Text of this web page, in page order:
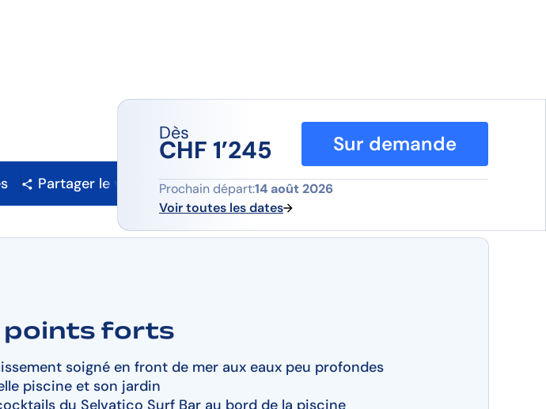
Partager le voyage
Dès
CHF 1’245 Sur demande
Prochain départ:14 août 2026
Voir toutes les dates
points forts
soigné en front de mer aux eaux peu profondes
piscine et son jardin
du Selvatico Surf Bar au bord de la piscine